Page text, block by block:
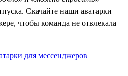
Скачайте наши аватарки
чтобы команда не отвлекала